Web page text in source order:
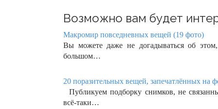
Возможно вам будет
Макромир повседневных вещей (19 фото)
Вы можете даже не догадываться об
большом…
20 поразительных вещей, запечатлённых на
Публикуем подборку снимков, не
всё-таки…